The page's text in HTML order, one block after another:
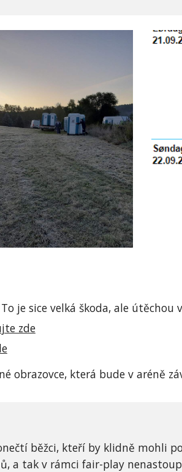
je sice velká škoda, ale
zde
obrazovce, která bude v aréně
běžci, kteří by klidně mohli
a tak v rámci fair-play